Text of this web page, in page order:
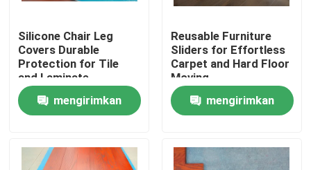
Rumah
Produk
Tentang Kami
Silicone Chair Leg
Covers Durable
Protection for Tile
and Laminate
mengirimkan
Reusable Furniture
Sliders for Effortless
Carpet and Hard Floor
Moving
mengirimkan